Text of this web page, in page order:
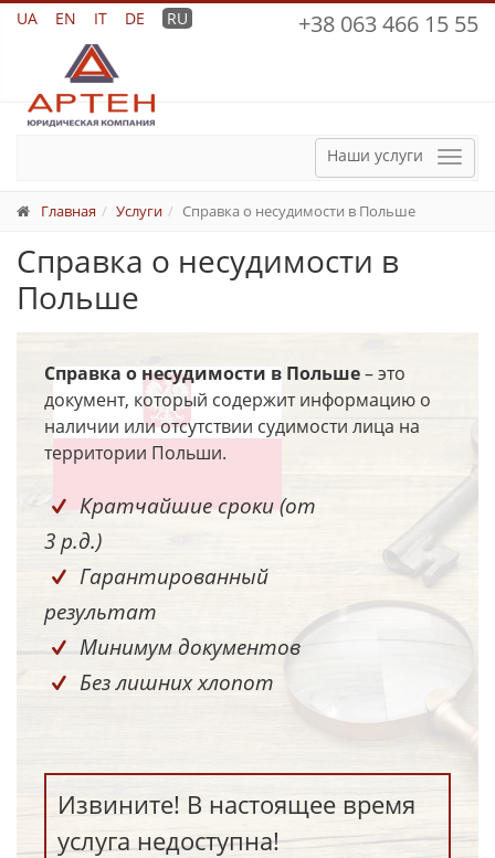
UA EN IT DE RU +38 063 466 15 55
Наши услуги Меню
Главная Услуги Справка о несудимости в Польше
Справка о несудимости в
Польше
Справка о несудимости в Польше– это
документ, который содержит информацию о
наличии или отсутствии судимости лица на
территории Польши.
Кратчайшие сроки (от
3 р.д.)
Гарантированный
результат
Минимум документов
Без лишних хлопот
Извините! В настоящее время
услуга недоступна!